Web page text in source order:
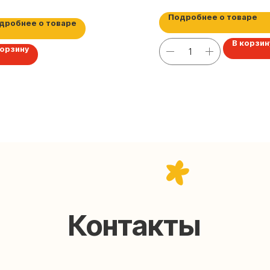
о товаре
Подробнее о товаре
В
help@upakovali.online